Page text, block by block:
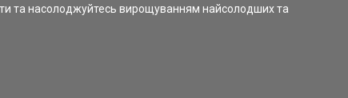
та насолоджуйтесь вирощуванням найсолодших та